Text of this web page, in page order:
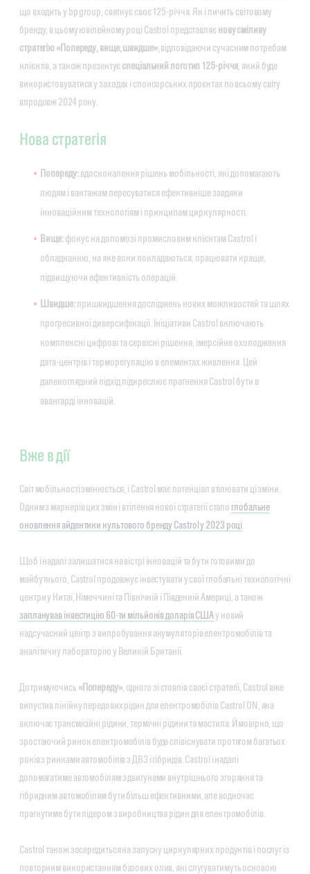
що входить у bp group, святкує своє 125-річчя. Як і личить світовому
бренду, в цьому ювілейному році Castrol представляєнову сміливу
стратегію «Попереду, вище, швидше», відповідаючи сучасним потребам
клієнтів, а також презентуєспеціальний логотип 125-річчя , який буде
використовуватися у заходах і спонсорських проєктах по всьому світу
впродовж 2024 року.
Нова стратегія
Попереду:вдосконалення рішень мобільності, які допомагають
людям і вантажам пересуватися ефективніше завдяки
інноваційним технологіям і принципам циркулярності.
Вище:фокус на допомозі промисловим клієнтам Castrol і
обладнанню, на яке вони покладаються, працювати краще,
підвищуючи ефективність операцій.
Швидше:пришвидшення досліджень нових можливостей та шлях
прогресивної диверсифікації. Ініціативи Castrol включають
комплексні цифрові та сервісні рішення, імерсійне охолодження
дата-центрів і терморегуляцію в елементах живлення. Цей
далекоглядний підхід підкреслює прагнення Castrol бути в
авангарді інновацій.
Вже в дії
Світ мобільності змінюється, і Castrol має потенціал втілювати ці зміни.
Одним з маркерів цих змін і втілення нової стратегії стало глобальне
оновлення айдентики культового бренду Castrol у 2023 році
Щоб і надалі залишатися на вістрі інновацій та бути готовими до
майбутнього, Castrol продовжує інвестувати у свої глобальні технологічні
центри у Китаї, Німеччині та Північній і Південній Америці, а також
запланував інвестицію 60-ти мільйонів доларів СШАу новий
надсучасний центр з випробування акумуляторів електромобілів та
аналітичну лабораторію у Великій Британії.
Дотримуючись «Попереду», одного зі стовпів своєї стратегії, Castrol вже
випустив лінійку передових рідин для електромобілів Castrol ON, яка
включає трансмісійні рідини, термічні рідини та мастила. Ймовірно, що
зростаючий ринок електромобілів буде співіснувати протягом багатьох
років з ринками автомобілів з ДВЗ і гібридів. Castrol і надалі
допомагатиме автомобілям з двигунами внутрішнього згоряння та
гібридним автомобілям бути більш ефективними, але водночас
прагнутиме бути лідером з виробництва рідин для електромобілів.
Castrol також зосередиться на запуску циркулярних продуктів і послуг із
повторним використанням базових олив, які слугуватимуть основою